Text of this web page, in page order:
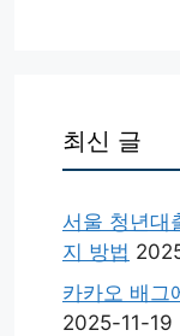
최신 글
서울 청년대
지 방법
카카오 배그
2025-11-19